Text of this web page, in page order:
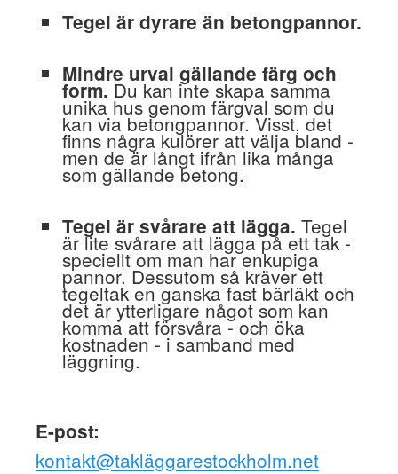
Tegel är dyrare än betongpannor.
Mindre urval gällande färg och
form.Du kan inte skapa samma
unika hus genom färgval som du
kan via betongpannor. Visst, det
finns några kulörer att välja bland -
men de är långt ifrån lika många
som gällande betong.
Tegel är svårare att lägga. Tegel
är lite svårare att lägga på ett tak -
speciellt om man har enkupiga
pannor. Dessutom så kräver ett
tegeltak en ganska fast bärläkt och
det är ytterligare något som kan
komma att försvåra - och öka
kostnaden - i samband med
läggning.
E-post:
kontakt@takläggarestockholm.net